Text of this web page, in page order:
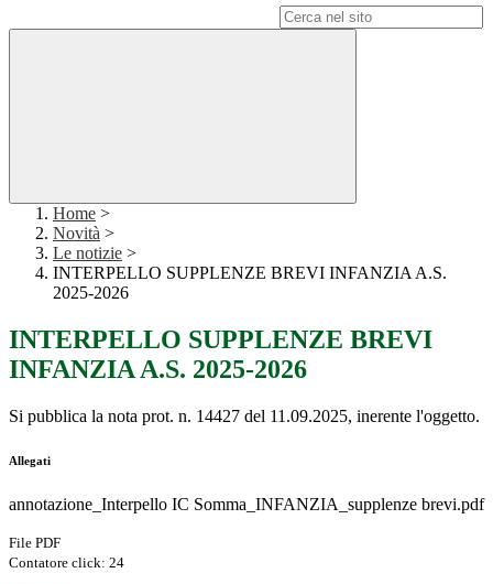
Home >
Novità >
Le notizie >
INTERPELLO SUPPLENZE BREVI INFANZIA A.S.
2025-2026
INTERPELLO SUPPLENZE BREVI
INFANZIA A.S. 2025-2026
Si pubblica la nota prot. n. 14427 del 11.09.2025, inerente l'oggetto.
Allegati
annotazione_Interpello IC Somma_INFANZIA_supplenze brevi.pdf
File PDF
Contatore click: 24